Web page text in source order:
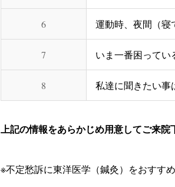
6 運動時、夜間（寝
7 いま一番困ってい
8 私達に聞きたい事
上記の情報をあらかじめ用意してご来院
※不定愁訴に東洋医学（鍼灸）をおすすめ